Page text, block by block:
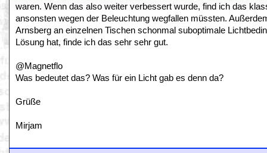
waren. Wenn das also weiter verbessert wurde, find ich das
ansonsten wegen der Beleuchtung wegfallen müssten.
Arnsberg an einzelnen Tischen schonmal suboptimale
Lösung hat, finde ich das sehr sehr gut.
@Magnetflo
Was bedeutet das? Was für ein Licht gab es denn da?
Grüße
Mirjam